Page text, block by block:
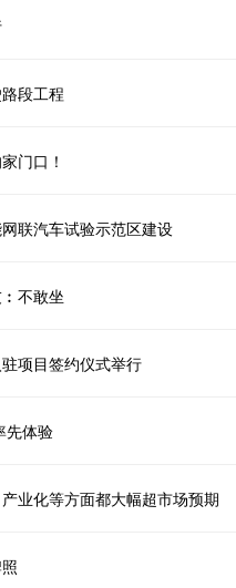
段工程
门口！
联汽车试验示范区建设
不敢坐
项目签约仪式举行
先体验
业化等方面都大幅超市场预期